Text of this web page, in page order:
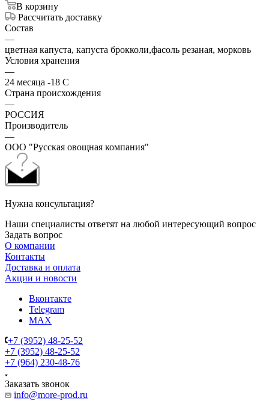
В корзину
Рассчитать доставку
Состав
—
цветная капуста, капуста брокколи,фасоль резаная, морковь
Условия хранения
—
24 месяца -18 С
Страна происхождения
—
РОССИЯ
Производитель
—
ООО "Русская овощная компания"
Нужна консультация?
Наши специалисты ответят на любой интересующий вопрос
Задать вопрос
О компании
Контакты
Доставка и оплата
Акции и новости
Вконтакте
Telegram
MAX
+7 (3952) 48-25-52
+7 (3952) 48-25-52
+7 (964) 230-48-76
Заказать звонок
info@more-prod.ru